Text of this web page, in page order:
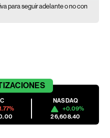
para seguir adelante o no con
NASDAQ
+0.09%
26,608.40